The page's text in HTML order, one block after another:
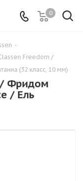
0
-
Freedom /
(32 класс, 10 мм)
/ Фридом
/ Ель